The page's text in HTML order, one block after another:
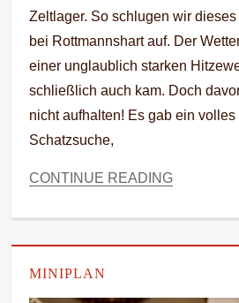
Zeltlager. So schlugen wir
bei Rottmannshart auf. Der
einer unglaublich starken
schließlich auch kam. Doch
nicht aufhalten! Es gab ein
Schatzsuche,
CONTINUE READING
MINIPLAN